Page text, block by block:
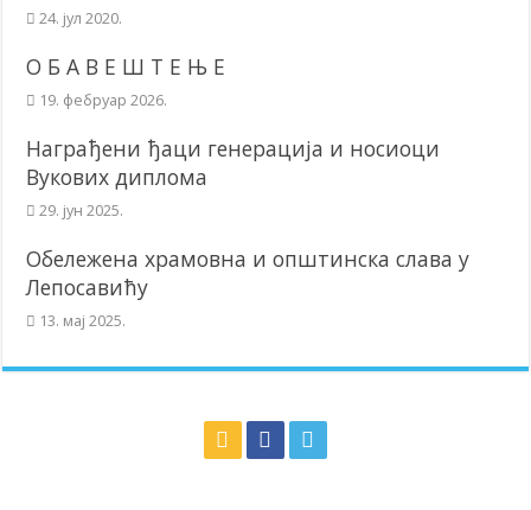
24. јул 2020.
О Б А В Е Ш Т Е Њ Е
19. фебруар 2026.
Награђени ђаци генерација и носиоци
Вукових диплома
29. јун 2025.
Обележена храмовна и општинска слава у
Лепосавићу
13. мај 2025.